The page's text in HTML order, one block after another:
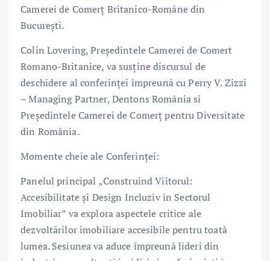
Camerei de Comerț Britanico-Române din
București.
Colin Lovering, Președintele Camerei de Comert
Romano-Britanice, va susține discursul de
deschidere al conferinței împreună cu Perry V. Zizzi
– Managing Partner, Dentons România si
Președintele Camerei de Comerț pentru Diversitate
din România.
Momente cheie ale Conferinței:
Panelul principal „Construind Viitorul:
Accesibilitate și Design Incluziv în Sectorul
Imobiliar” va explora aspectele critice ale
dezvoltărilor imobiliare accesibile pentru toată
lumea. Sesiunea va aduce împreună lideri din